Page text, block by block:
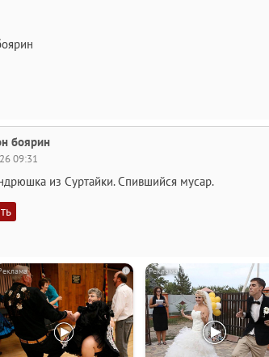
боярин
09:31
из Суртайки. Спившийся мусар.
i